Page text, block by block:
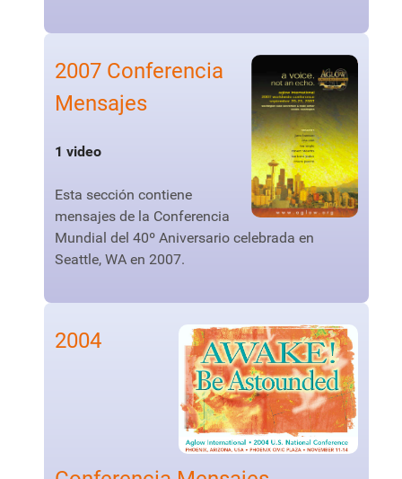
2007 Conferencia
Mensajes
1 video
Esta sección contiene
mensajes de la Conferencia
Mundial del 40º Aniversario celebrada en
Seattle, WA en 2007.
2004